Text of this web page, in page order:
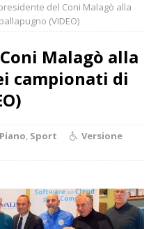
del Coni Malagò alla
(VIDEO)
Malagò alla
campionati di
, Sport
Versione